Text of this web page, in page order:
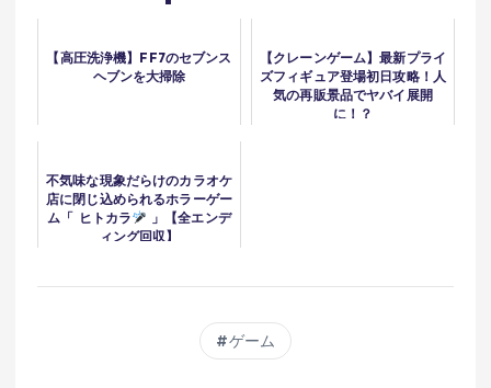
【高圧洗浄機】FF7のセブンス
ヘブンを大掃除
【クレーンゲーム】最新プライ
ズフィギュア登場初日攻略！人
気の再販景品でヤバイ展開
に！？
不気味な現象だらけのカラオケ
店に閉じ込められるホラーゲー
ム「 ヒトカラ
」【全エンデ
ィング回収】
ゲーム